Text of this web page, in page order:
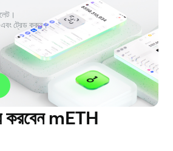
এবং ট্রেড করুন।
করবেন mETH